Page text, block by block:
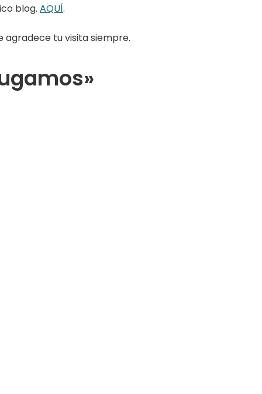
blog. AQUÍ.
agradece tu visita siempre.